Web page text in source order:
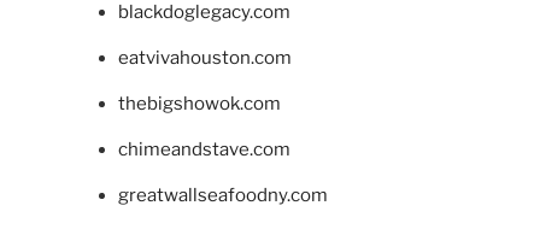
blackdoglegacy.com
eatvivahouston.com
thebigshowok.com
chimeandstave.com
greatwallseafoodny.com